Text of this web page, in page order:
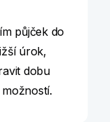
půjček do
úrok,
dobu